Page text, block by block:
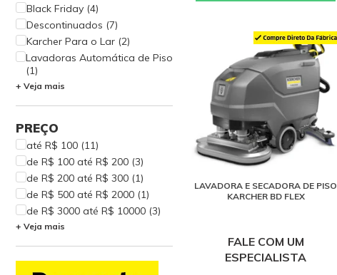
Black Friday (4)
Descontinuados (7)
Karcher Para o Lar (2)
Lavadoras Automática de Piso
(1)
Lavadoras Automáticas (1)
Lavadoras de Alta Pressão (6)
(4)
Lavadoras Profissionais (3)
Lavadoras Residenciais (3)
Limpadoras a Vapor (2)
Limpadoras Estofados e
Carpetes (1)
Peças de Reposição (5)
Soluções Especiais (1)
Todos Modelos (1)
+ Veja mais
PREÇO
até R$ 100 (11)
de R$ 100 até R$ 200 (3)
de R$ 200 até R$ 300 (1)
de R$ 500 até R$ 2000 (1)
de R$ 3000 até R$ 10000 (3)
de R$ 10000 até R$ 30000 (5)
+ Veja mais
LAVADORA E SECADORA DE PISO
KARCHER BD FLEX
FALE COM UM
ESPECIALISTA